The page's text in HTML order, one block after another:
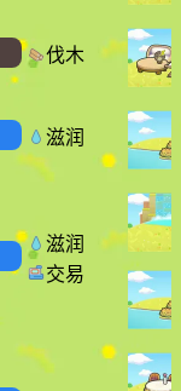
伐木
滋润
滋润
交易